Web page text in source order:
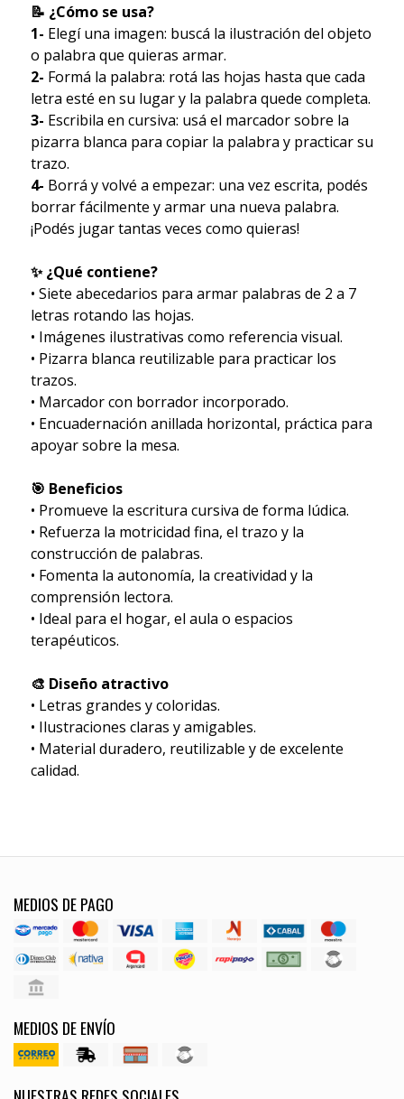
📝 ¿Cómo se usa?
1- Elegí una imagen: buscá la ilustración del objeto
o palabra que quieras armar.
2- Formá la palabra: rotá las hojas hasta que cada
letra esté en su lugar y la palabra quede completa.
3- Escribila en cursiva: usá el marcador sobre la
pizarra blanca para copiar la palabra y practicar su
trazo.
4- Borrá y volvé a empezar: una vez escrita, podés
borrar fácilmente y armar una nueva palabra.
¡Podés jugar tantas veces como quieras!
✨ ¿Qué contiene?
• Siete abecedarios para armar palabras de 2 a 7
letras rotando las hojas.
• Imágenes ilustrativas como referencia visual.
• Pizarra blanca reutilizable para practicar los
trazos.
• Marcador con borrador incorporado.
• Encuadernación anillada horizontal, práctica para
apoyar sobre la mesa.
🎯 Beneficios
• Promueve la escritura cursiva de forma lúdica.
• Refuerza la motricidad fina, el trazo y la
construcción de palabras.
• Fomenta la autonomía, la creatividad y la
comprensión lectora.
• Ideal para el hogar, el aula o espacios
terapéuticos.
🎨 Diseño atractivo
• Letras grandes y coloridas.
• Ilustraciones claras y amigables.
• Material duradero, reutilizable y de excelente
calidad.
MEDIOS DE PAGO
MEDIOS DE ENVÍO